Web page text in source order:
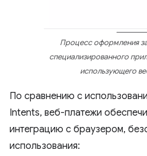
Процесс оформления
специализированного
использующего
По сравнению с
Intents, веб-платежи
интеграцию с браузером,
использования: